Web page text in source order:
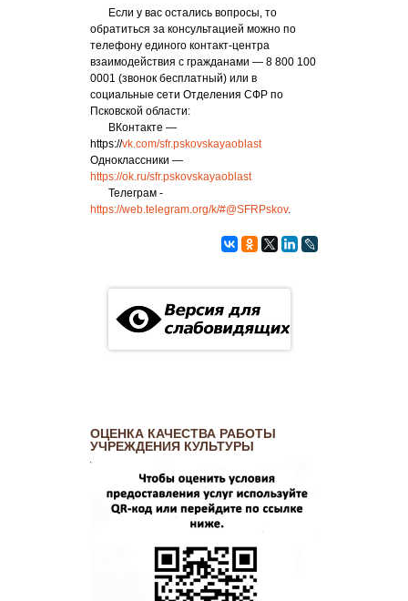
Если у вас остались вопросы, то
обратиться за консультацией можно по
телефону единого контакт-центра
взаимодействия с гражданами — 8 800 100
0001 (звонок бесплатный) или в
социальные сети Отделения СФР по
Псковской области:
ВКонтакте —
https://vk.com/sfr.pskovskayaoblast
Одноклассники —
https://ok.ru/sfr.pskovskayaoblast
Телеграм -
https://web.telegram.org/k/#@SFRPskov.
ОЦЕНКА КАЧЕСТВА РАБОТЫ
УЧРЕЖДЕНИЯ КУЛЬТУРЫ